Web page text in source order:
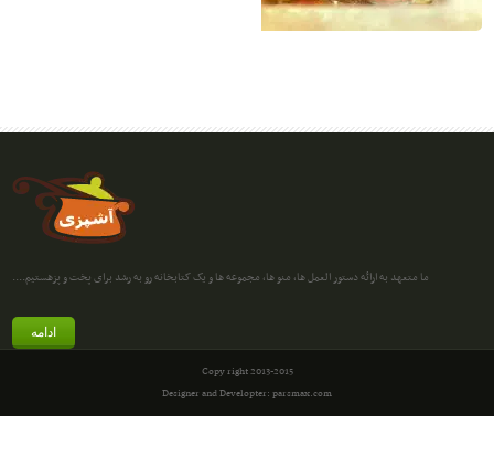
ما متعهد به ارائه دستور العمل ها، منو ها، مجموعه ها و یک کتابخانه رو به رشد برای پخت و پزهستیم....
ادامه
Copy right 2013-2015
Designer and Developter: parsmax.com